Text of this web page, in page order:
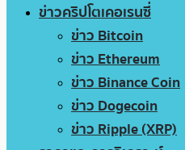
ข่าวคริปโตเคอเรนซี่
ข่าว Bitcoin
ข่าว Ethereum
ข่าว Binance Coin
ข่าว Dogecoin
ข่าว Ripple (XRP)